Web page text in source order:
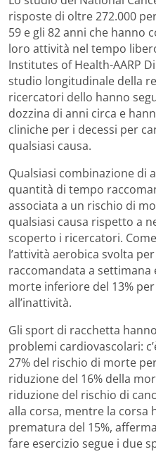
risposte di oltre 272.000
59 e gli 82 anni che hanno
loro attività nel tempo
Institutes of Health-AARP
studio longitudinale della
ricercatori dello hanno
dozzina di anni circa e
cliniche per i decessi per
qualsiasi causa.
Qualsiasi combinazione di
quantità di tempo
associata a un rischio di
qualsiasi causa rispetto a
scoperto i ricercatori.
l’attività aerobica svolta
raccomandata a settimana
morte inferiore del 13%
all’inattività.
Gli sport di racchetta
problemi cardiovascolari:
27% del rischio di morte
riduzione del 16% della
riduzione del rischio di
alla corsa, mentre la
prematura del 15%,
fare esercizio segue i due